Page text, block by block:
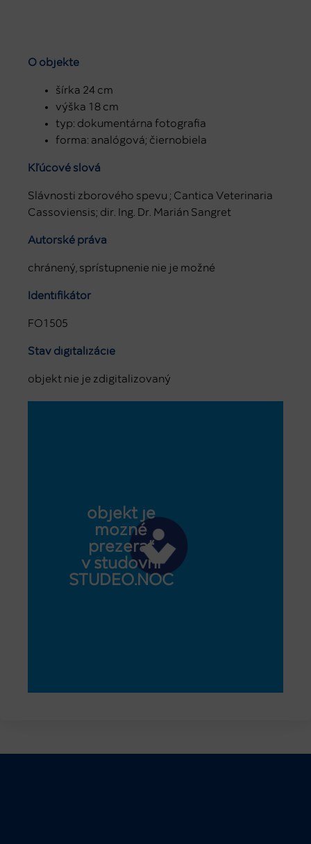
O objekte
šírka 24 cm
výška 18 cm
typ: dokumentárna fotografia
forma: analógová; čiernobiela
Kľúčové slová
Slávnosti zborového spevu ; Cantica Veterinaria
Cassoviensis; dir. Ing. Dr. Marián Sangret
Autorské práva
chránený, sprístupnenie nie je možné
Identifikátor
FO1505
Stav digitalizácie
objekt nie je zdigitalizovaný
objekt je
možné
prezerať
v študovni
STUDEO.NOC